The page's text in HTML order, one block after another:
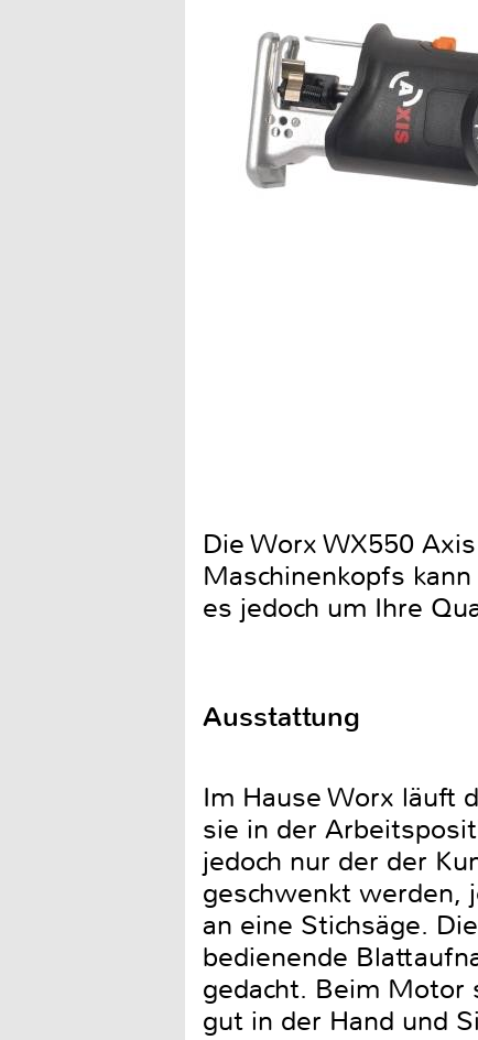
Die Worx WX550
Maschinenkopfs
es jedoch um Ihre
Ausstattung
Im Hause Worx läuft
sie in der
jedoch nur der der
geschwenkt werden,
an eine Stichsäge.
bedienende
gedacht. Beim Motor
gut in der Hand und